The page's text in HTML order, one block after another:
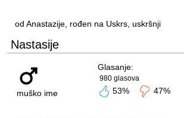
od Anastazije, rođen na Uskrs, uskršnji
Nastasije
muško ime
Glasanje:
980 glasova
53% 47%